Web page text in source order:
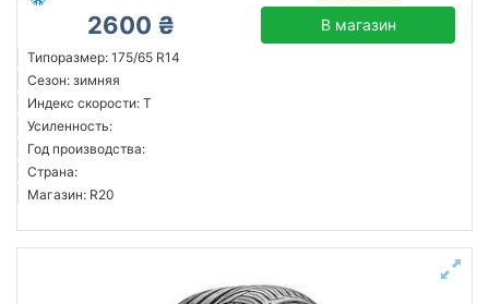
2600 ₴ В магазин
Типоразмер: 175/65 R14
Сезон: зимняя
Индекс скорости: T
Усиленность:
Год производства:
Страна:
Магазин: R20